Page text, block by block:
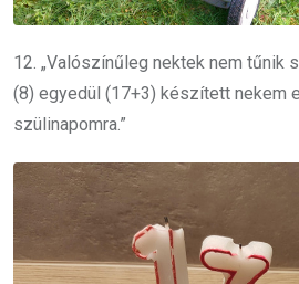
12. „Valószínűleg nektek nem tűnik
(8) egyedül (17+3) készített nekem
szülinapomra.”